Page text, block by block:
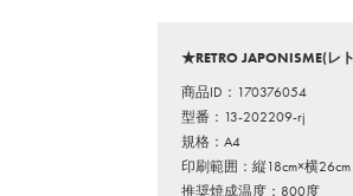
★RETRO JAPONISME(レ
商品ID：170376054
型番：13-202209-rj
規格：A4
印刷範囲：縦18cm×横26cm
推奨焼成温度：800度